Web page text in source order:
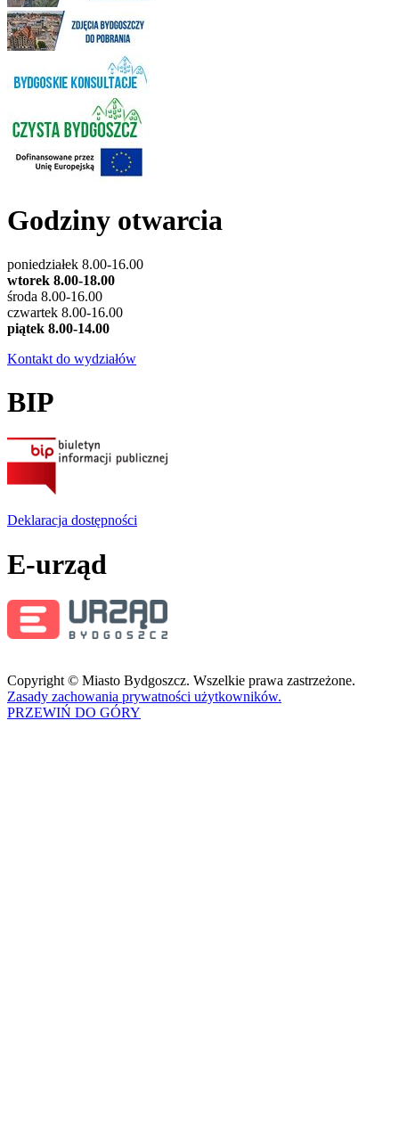
Godziny otwarcia
poniedziałek 8.00-16.00
wtorek 8.00-18.00
środa 8.00-16.00
czwartek 8.00-16.00
piątek 8.00-14.00
Kontakt do wydziałów
BIP
Deklaracja dostępności
E-urząd
Copyright © Miasto Bydgoszcz. Wszelkie prawa zastrzeżone.
Zasady zachowania prywatności użytkowników.
PRZEWIŃ DO GÓRY